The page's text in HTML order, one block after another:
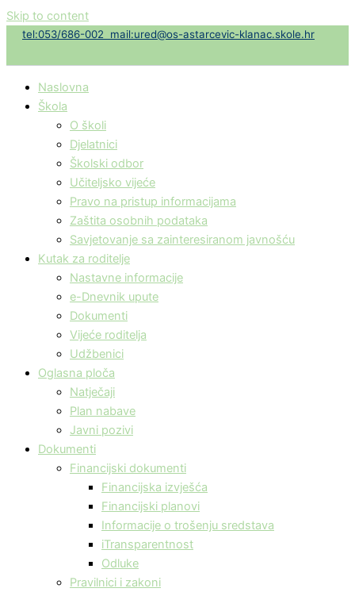
Skip to content
tel:053/686-002 mail:ured@os-astarcevic-klanac.skole.hr
Naslovna
Škola
O školi
Djelatnici
Školski odbor
Učiteljsko vijeće
Pravo na pristup informacijama
Zaštita osobnih podataka
Savjetovanje sa zainteresiranom javnošću
Kutak za roditelje
Nastavne informacije
e-Dnevnik upute
Dokumenti
Vijeće roditelja
Udžbenici
Oglasna ploča
Natječaji
Plan nabave
Javni pozivi
Dokumenti
Financijski dokumenti
Financijska izvješća
Financijski planovi
Informacije o trošenju sredstava
iTransparentnost
Odluke
Pravilnici i zakoni